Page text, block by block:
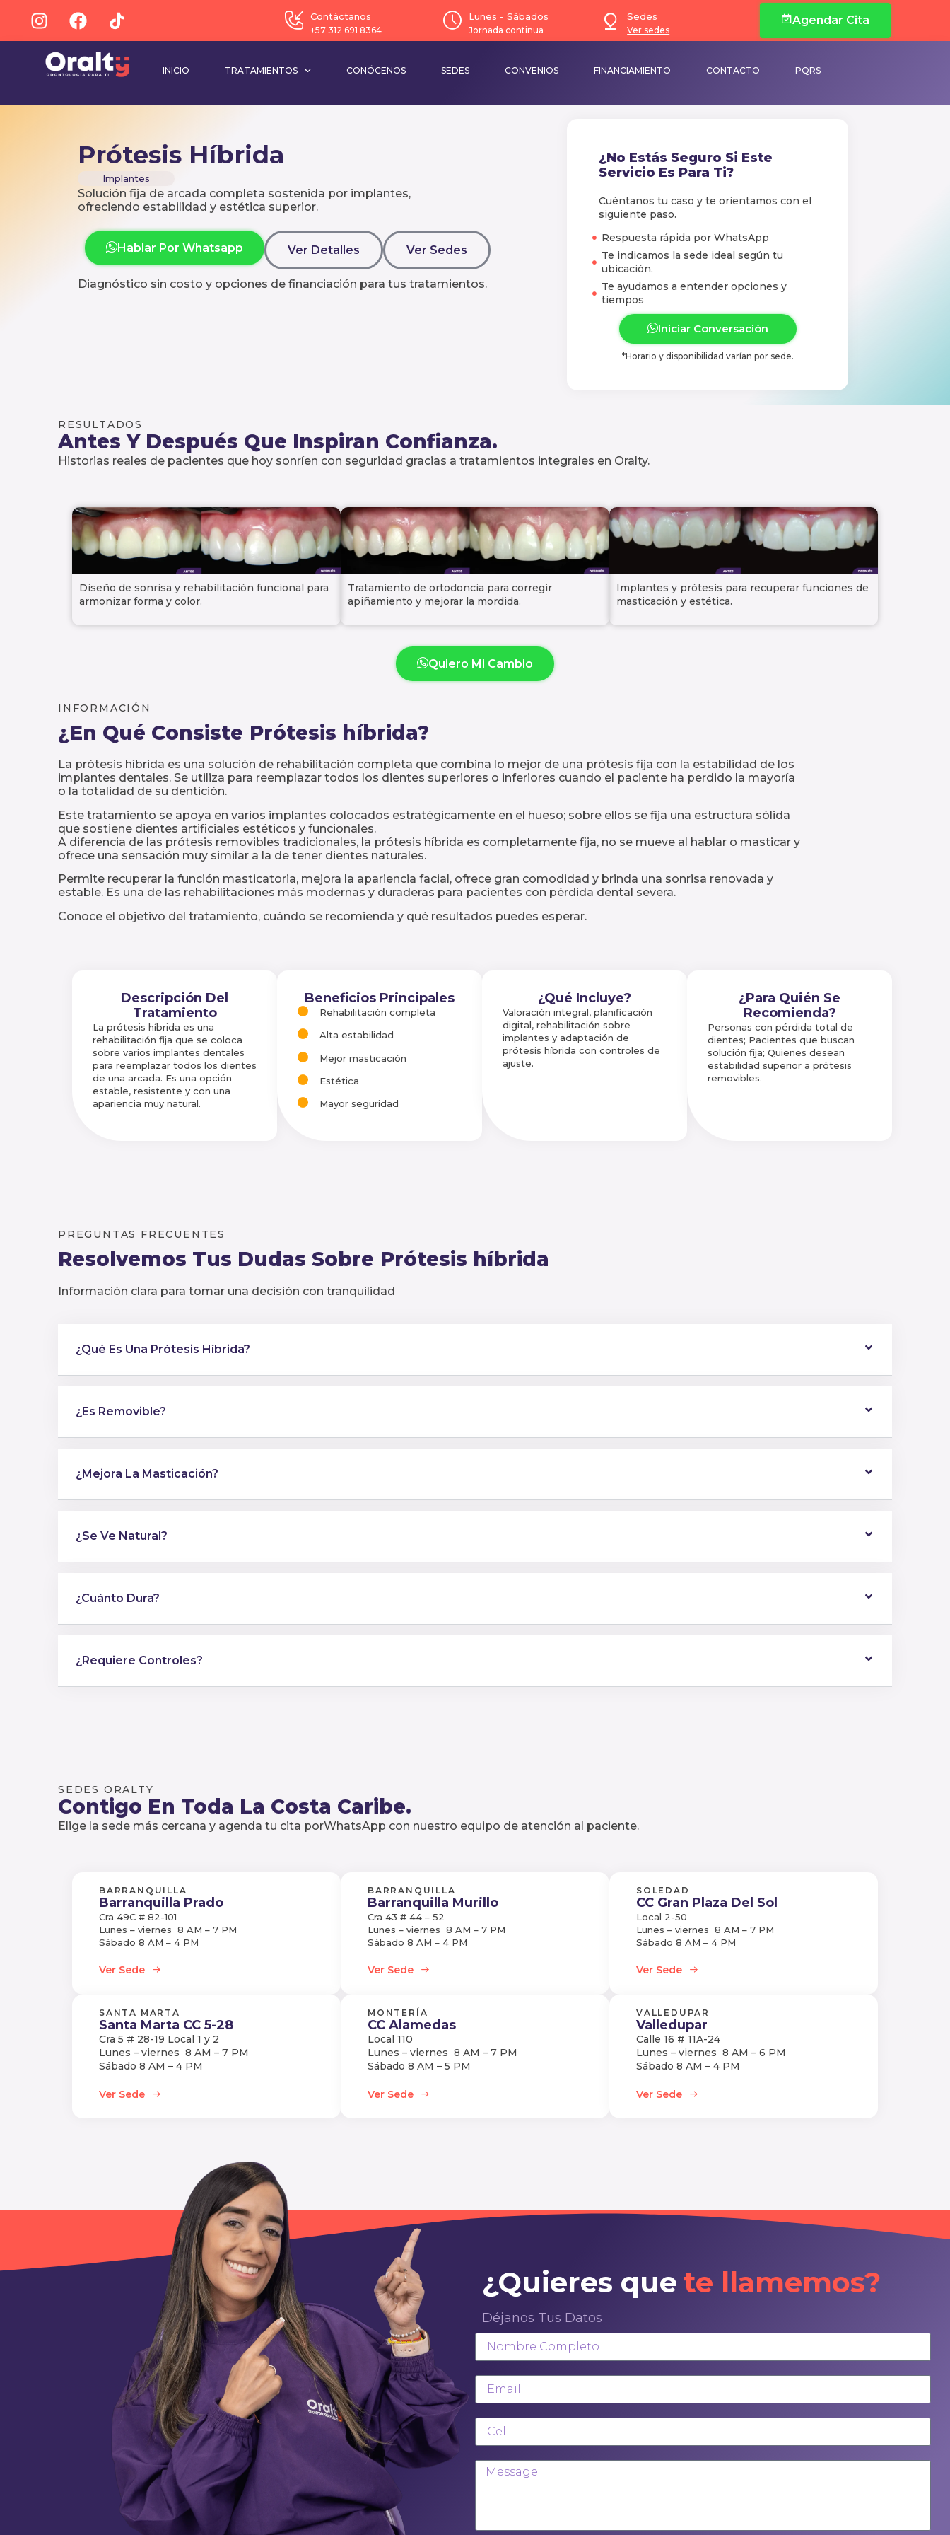
Contáctanos
+57 312 691 8364
Lunes - Sábados
Jornada continua
Sedes
Ver sedes
Agendar Cita
INICIO TRATAMIENTOS CONÓCENOS SEDES CONVENIOS FINANCIAMIENTO CONTACTO PQRS
Prótesis Híbrida
Implantes
Solución fija de arcada completa sostenida por implantes,
ofreciendo estabilidad y estética superior.
Hablar Por Whatsapp Ver Detalles Ver Sedes
Diagnóstico sin costo y opciones de financiación para tus tratamientos.
¿No Estás Seguro Si Este
Servicio Es Para Ti?
Cuéntanos tu caso y te orientamos con el
siguiente paso.
Respuesta rápida por WhatsApр
Te indicamos la sede ideal según tu
ubicación.
Te ayudamos a entender opciones y
tiempos
Iniciar Conversación
*Horario y disponibilidad varían por sede.
RESULTADOS
Antes Y Después Que Inspiran Confianza.
Historias reales de pacientes que hoy sonríen con seguridad gracias a tratamientos integrales en Oralty.
Diseño de sonrisa y rehabilitación funcional para
armonizar forma y color.
Tratamiento de ortodoncia para corregir
apiñamiento y mejorar la mordida.
Implantes y prótesis para recuperar funciones de
masticación y estética.
Quiero Mi Cambio
INFORMACIÓN
¿En Qué Consiste Prótesis híbrida?
La prótesis híbrida es una solución de rehabilitación completa que combina lo mejor de una prótesis fija con la estabilidad de los
implantes dentales. Se utiliza para reemplazar todos los dientes superiores o inferiores cuando el paciente ha perdido la mayoría
o la totalidad de su dentición.
Este tratamiento se apoya en varios implantes colocados estratégicamente en el hueso; sobre ellos se fija una estructura sólida
que sostiene dientes artificiales estéticos y funcionales.
A diferencia de las prótesis removibles tradicionales, la prótesis híbrida es completamente fija, no se mueve al hablar o masticar y
ofrece una sensación muy similar a la de tener dientes naturales.
Permite recuperar la función masticatoria, mejora la apariencia facial, ofrece gran comodidad y brinda una sonrisa renovada y
estable. Es una de las rehabilitaciones más modernas y duraderas para pacientes con pérdida dental severa.
Conoce el objetivo del tratamiento, cuándo se recomienda y qué resultados puedes esperar.
Descripción Del
Tratamiento
La prótesis híbrida es una
rehabilitación fija que se coloca
sobre varios implantes dentales
para reemplazar todos los dientes
de una arcada. Es una opción
estable, resistente y con una
apariencia muy natural.
Beneficios Principales
Rehabilitación completa
Alta estabilidad
Mejor masticación
Estética
Mayor seguridad
¿Qué Incluye?
Valoración integral, planificación
digital, rehabilitación sobre
implantes y adaptación de
prótesis híbrida con controles de
ajuste.
¿Para Quién Se
Recomienda?
Personas con pérdida total de
dientes; Pacientes que buscan
solución fija; Quienes desean
estabilidad superior a prótesis
removibles.
PREGUNTAS FRECUENTES
Resolvemos Tus Dudas Sobre Prótesis híbrida
Información clara para tomar una decisión con tranquilidad
¿Qué Es Una Prótesis Híbrida?
¿Es Removible?
¿Mejora La Masticación?
¿Se Ve Natural?
¿Cuánto Dura?
¿Requiere Controles?
SEDES ORALTY
Contigo En Toda La Costa Caribe.
Elige la sede más cercana y agenda tu cita porWhatsApp con nuestro equipo de atención al paciente.
BARRANQUILLA
Barranquilla Prado
Cra 49C # 82-101
Lunes – viernes 8 AM – 7 PM
Sábado 8 AM – 4 PM
Ver Sede
BARRANQUILLA
Barranquilla Murillo
Cra 43 # 44 – 52
Lunes – viernes 8 AM – 7 PM
Sábado 8 AM – 4 PM
Ver Sede
SOLEDAD
CC Gran Plaza Del Sol
Local 2-50
Lunes – viernes 8 AM – 7 PM
Sábado 8 AM – 4 PM
Ver Sede
SANTA MARTA
Santa Marta CC 5-28
Cra 5 # 28-19 Local 1 y 2
Lunes – viernes 8 AM – 7 PM
Sábado 8 AM – 4 PM
Ver Sede
MONTERÍA
CC Alamedas
Local 110
Lunes – viernes 8 AM – 7 PM
Sábado 8 AM – 5 PM
Ver Sede
VALLEDUPAR
Valledupar
Calle 16 # 11A-24
Lunes – viernes 8 AM – 6 PM
Sábado 8 AM – 4 PM
Ver Sede
¿Quieres que te llamemos?
Déjanos Tus Datos